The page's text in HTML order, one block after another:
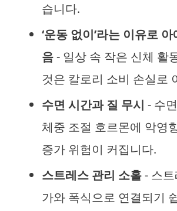
습니다.
‘운동 없이’라는 이유로
음- 일상 속 작은 신체 활
것은 칼로리 소비 손실로
수면 시간과 질 무시 - 수
체중 조절 호르몬에 악영
증가 위험이 커집니다.
스트레스 관리 소홀- 스
가와 폭식으로 연결되기